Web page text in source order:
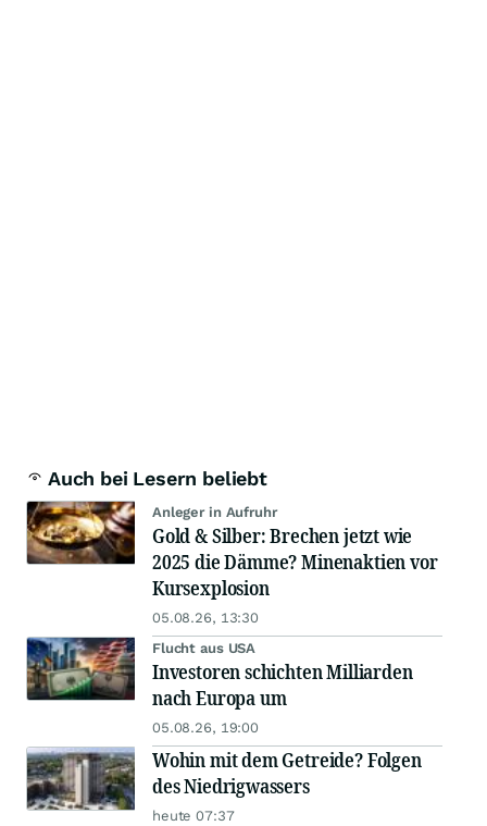
Auch bei Lesern beliebt
Anleger in Aufruhr
Gold & Silber: Brechen jetzt wie
2025 die Dämme? Minenaktien vor
Kursexplosion
05.08.26, 13:30
Flucht aus USA
Investoren schichten Milliarden
nach Europa um
05.08.26, 19:00
Wohin mit dem Getreide? Folgen
des Niedrigwassers
heute 07:37